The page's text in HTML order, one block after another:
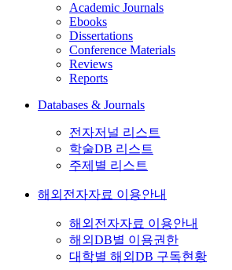
Academic Journals
Ebooks
Dissertations
Conference Materials
Reviews
Reports
Databases & Journals
전자저널 리스트
학술DB 리스트
주제별 리스트
해외전자자료 이용안내
해외전자자료 이용안내
해외DB별 이용권한
대학별 해외DB 구독현황